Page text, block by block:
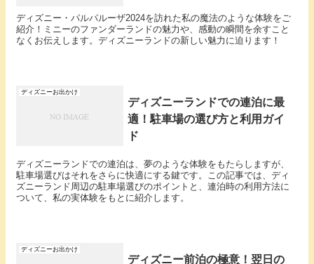
ディズニー・パルパルーザ2024を訪れた私の魔法のような体験をご
紹介！ミニーのファンダーランドの魅力や、感動の瞬間を余すこと
なくお伝えします。ディズニーランドの新しい魅力に迫ります！
ディズニーお出かけ
ディズニーランドでの連泊に最
適！駐車場の選び方と利用ガイ
ド
ディズニーランドでの連泊は、夢のような体験をもたらしますが、
駐車場選びはそれをさらに快適にする鍵です。この記事では、ディ
ズニーランド周辺の駐車場選びのポイントと、連泊時の利用方法に
ついて、私の実体験をもとに紹介します。
ディズニーお出かけ
ディズニー前泊の極意！翌日の